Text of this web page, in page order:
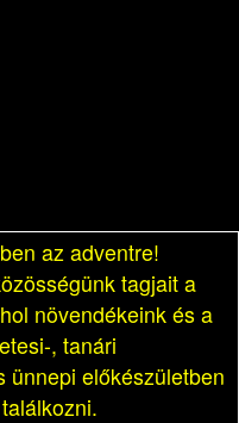
az adventre!
tagjait a
növendékeink és a
, tanári
ünnepi előkészületben